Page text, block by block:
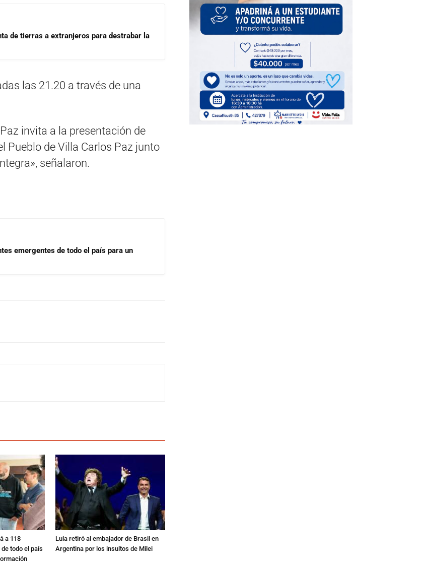
de tierras a extranjeros para destrabar la
las 21.20 a través de una
invita a la presentación de
Pueblo de Villa Carlos Paz junto
señalaron.
emergentes de todo el país para un
a 118
todo el país
Lula retiró al embajador de Brasil en
Argentina por los insultos de Milei